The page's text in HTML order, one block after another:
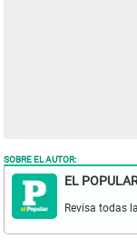
SOBRE EL AUTOR:
EL
Revisa todas